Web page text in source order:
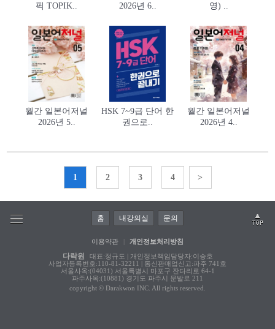
픽 TOPIK..
2026년 6..
영) ..
월간 일본어저널
2026년 5..
HSK 7~9급 단어 한
권으로..
월간 일본어저널
2026년 4..
1 2 3 4 >
홈 내강의실 문의
이용약관 개인정보처리방침
다락원
대표:정규도 | 개인정보책임담당자:이승호
사업자등록번호:110-81-32211 | 통신판매업신고:파주 741호
서울사옥:(04031) 서울특별시 마포구 잔다리로 64-1
파주사옥:(10881) 경기도 파주시 문발로 211
copyright © Darakwon INC. All rights reserved.